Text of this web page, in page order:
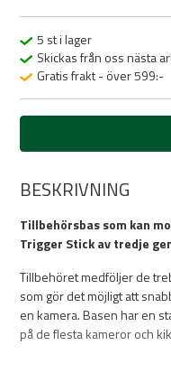
5 st i lager
Skickas från oss nästa
Gratis frakt - över 599:-
BESKRIVNING
Tillbehörsbas som kan
Trigger Stick av tredje
Tillbehöret medföljer de
som gör det möjligt att
en kamera. Basen har en
på de flesta kameror och